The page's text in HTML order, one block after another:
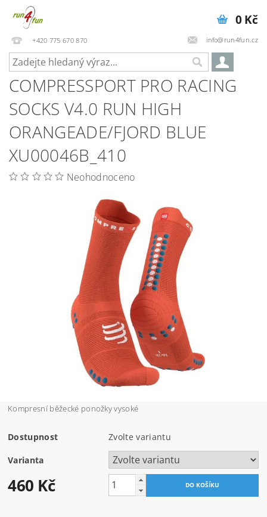
+420 775 670 870 info@run4fun.cz
0 Kč
COMPRESSPORT PRO RACING
SOCKS V4.0 RUN HIGH
ORANGEADE/FJORD BLUE
XU00046B_410
Neohodnoceno
Kompresní běžecké ponožky vysoké
Dostupnost Zvolte variantu
Varianta
460 Kč